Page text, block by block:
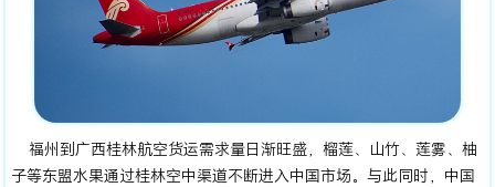
福州到广西桂林航空货运需求量日渐旺盛，榴莲、山竹、莲雾、柚
子等东盟水果通过桂林空中渠道不断进入中国市场。与此同时，中国